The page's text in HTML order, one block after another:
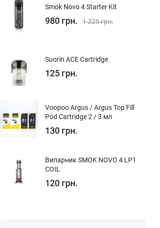
Smok Novo 4 Starter Kit
980 грн. 1 225 грн.
Suorin ACE Cartridge
125 грн.
Voopoo Argus / Argus Top Fill
Pod Cartridge 2 / 3 мл
130 грн.
Випарник SMOK NOVO 4 LP1
COIL
120 грн.